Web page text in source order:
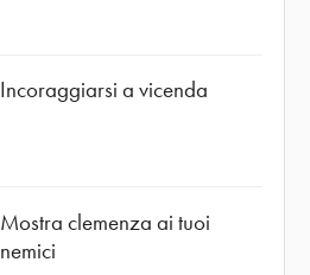
Incoraggiarsi a vicenda
Mostra clemenza ai tuoi
nemici